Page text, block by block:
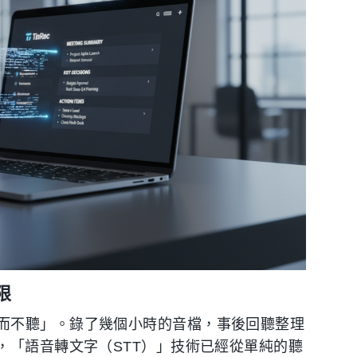
不聽」。錄了幾個小時的音檔，事後回聽整理
「語音轉文字（STT）」技術已經從單純的聽